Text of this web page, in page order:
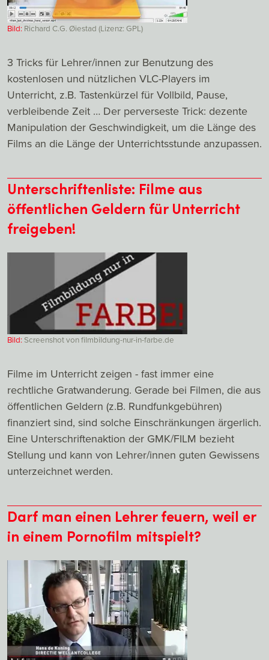
Bild: Richard C.G. Øiestad (Lizenz: GPL)
3 Tricks für Lehrer/innen zur Benutzung des
kostenlosen und nützlichen VLC-Players im
Unterricht, z.B. Tastenkürzel für Vollbild, Pause,
verbleibende Zeit … Der perverseste Trick: dezente
Manipulation der Geschwindigkeit, um die Länge des
Films an die Länge der Unterrichtsstunde anzupassen.
Unterschriftenliste: Filme aus
öffentlichen Geldern für Unterricht
freigeben!
Bild:Screenshot von filmbildung-nur-in-farbe.de
Filme im Unterricht zeigen - fast immer eine
rechtliche Gratwanderung. Gerade bei Filmen, die aus
öffentlichen Geldern (z.B. Rundfunkgebühren)
finanziert sind, sind solche Einschränkungen ärgerlich.
Eine Unterschriftenaktion der GMK/FILM bezieht
Stellung und kann von Lehrer/innen guten Gewissens
unterzeichnet werden.
Darf man einen Lehrer feuern, weil er
in einem Pornofilm mitspielt?